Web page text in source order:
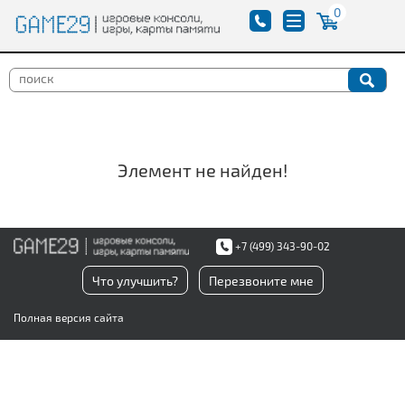
0
Элемент не найден!
+7 (499) 343-90-02
Что улучшить? Перезвоните мне
Полная версия сайта